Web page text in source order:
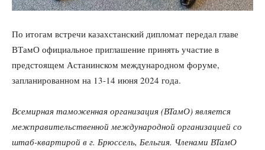
По итогам встречи казахстанский дипломат передал главе
ВТамО официальное приглашение принять участие в
предстоящем Астанинском международном форуме,
запланированном на 13-14 июня 2024 года.
Всемирная таможенная организация (ВТамО) является
межправительственной международной организацией со
штаб-квартирой в г. Брюссель, Бельгия. Членами ВТамО